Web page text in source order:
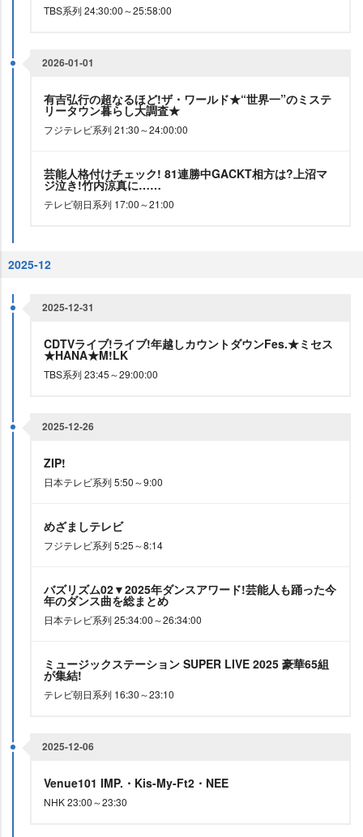
TBS系列 24:30:00～25:58:00
2026-01-01
有吉弘行の超なるほど!ザ・ワールド★“世界一”のミステ
リータウン暮らし大調査★
フジテレビ系列 21:30～24:00:00
芸能人格付けチェック! 81連勝中GACKT相方は?上沼マ
ジ泣き!竹内涼真に……
テレビ朝日系列 17:00～21:00
2025-12
2025-12-31
CDTVライブ!ライブ!年越しカウントダウンFes.★ミセス
★HANA★M!LK
TBS系列 23:45～29:00:00
2025-12-26
ZIP!
日本テレビ系列 5:50～9:00
めざましテレビ
フジテレビ系列 5:25～8:14
バズリズム02▼2025年ダンスアワード!芸能人も踊った今
年のダンス曲を総まとめ
日本テレビ系列 25:34:00～26:34:00
ミュージックステーション SUPER LIVE 2025 豪華65組
が集結!
テレビ朝日系列 16:30～23:10
2025-12-06
Venue101 IMP.・Kis-My-Ft2・NEE
NHK 23:00～23:30